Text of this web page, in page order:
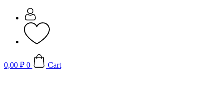
0,00 ₽ 0 Cart